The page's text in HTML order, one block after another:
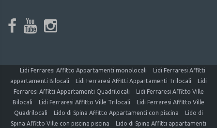
Lidi Ferraresi Affitto Appartamenti monolocali
Lidi Ferraresi Affitti
appartamenti Bilocali
Lidi Ferraresi Affitti Appartamenti Trilocali
Lidi
Ferraresi Affitti Appartamenti Quadrilocali
Lidi Ferraresi Affitto Ville
Bilocali
Lidi Ferraresi Affitto Ville Trilocali
Lidi Ferraresi Affitto Ville
Quadrilocali
Lido di Spina Affitto Appartamenti con piscina
Lido di
Spina Affitto Ville con piscina piscina
Lido di Spina Affitti appartamenti